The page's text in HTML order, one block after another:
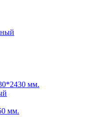
мм.
мм.